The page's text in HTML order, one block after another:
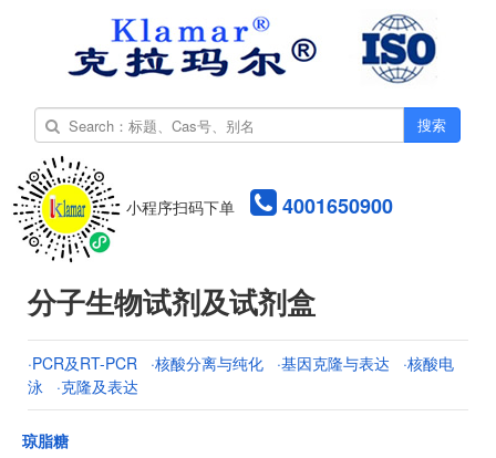
搜索
小程序扫码下单 4001650900
分子生物试剂及试剂盒
·PCR及RT-PCR ·核酸分离与纯化 ·基因克隆与表达
·核酸电
泳
·克隆及表达
琼脂糖